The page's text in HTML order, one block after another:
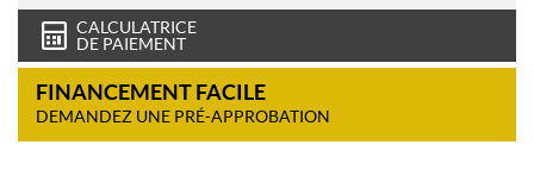
CALCULATRICE
DE PAIEMENT
FINANCEMENT FACILE
DEMANDEZ UNE PRÉ-APPROBATION